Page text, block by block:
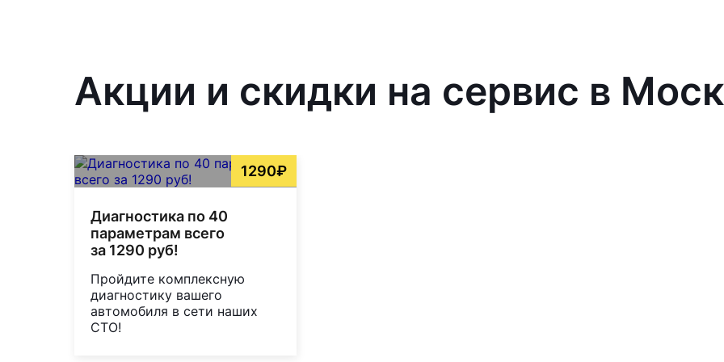
Акции и скидки на сервис в
1290₽
Диагностика по 40
параметрам всего
за 1290 руб!
Пройдите комплексную
диагностику вашего
автомобиля в сети наших
СТО!